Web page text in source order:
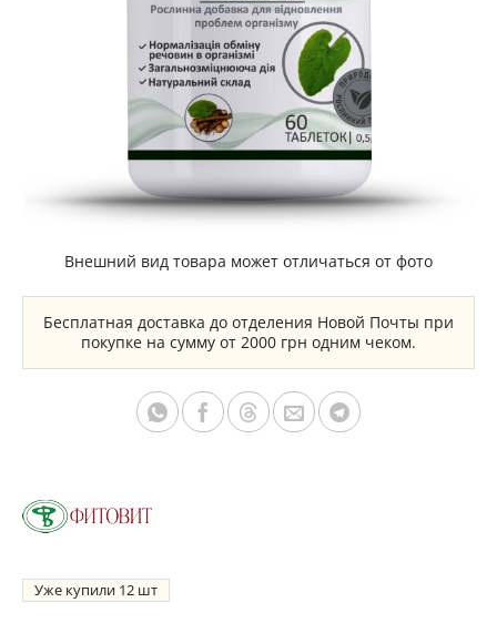
Внешний вид товара может отличаться от фото
Бесплатная доставка до отделения Новой Почты при
покупке на сумму от 2000 грн одним чеком.
Уже купили 12